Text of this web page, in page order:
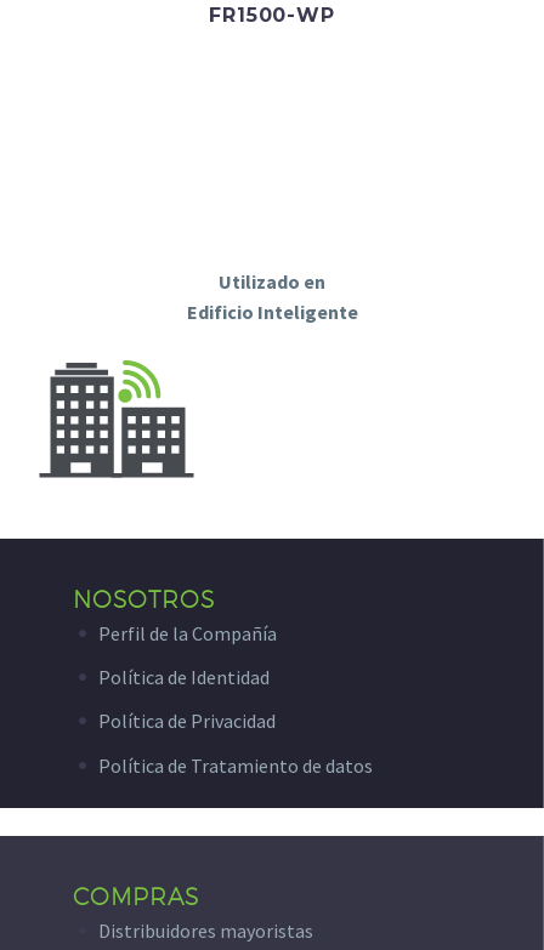
FR1500-WP
Utilizado en
Edificio Inteligente
NOSOTROS
Perfil de la Compañía
Política de Identidad
Política de Privacidad
Política de Tratamiento de datos
COMPRAS
Distribuidores mayoristas